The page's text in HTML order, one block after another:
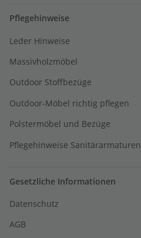
Pflegehinweise
Leder Hinweise
Massivholzmöbel
Outdoor Stoffbezüge
Outdoor-Möbel richtig pflegen
Polstermöbel und Bezüge
Pflegehinweise Sanitärarmaturen
Gesetzliche Informationen
Datenschutz
AGB